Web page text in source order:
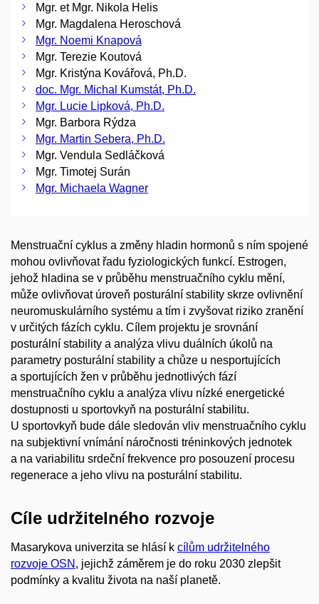
Mgr. et Mgr. Nikola Helis
Mgr. Magdalena Heroschová
Mgr. Noemi Knapová
Mgr. Terezie Koutová
Mgr. Kristýna Kovářová, Ph.D.
doc. Mgr. Michal Kumstát, Ph.D.
Mgr. Lucie Lipková, Ph.D.
Mgr. Barbora Rýdza
Mgr. Martin Sebera, Ph.D.
Mgr. Vendula Sedláčková
Mgr. Timotej Surán
Mgr. Michaela Wagner
Menstruační cyklus a změny hladin hormonů s ním spojené
mohou ovlivňovat řadu fyziologických funkcí. Estrogen,
jehož hladina se v průběhu menstruačního cyklu mění,
může ovlivňovat úroveň posturální stability skrze ovlivnění
neuromuskulárního systému a tím i zvyšovat riziko zranění
v určitých fázích cyklu. Cílem projektu je srovnání
posturální stability a analýza vlivu duálních úkolů na
parametry posturální stability a chůze u nesportujících
a sportujících žen v průběhu jednotlivých fází
menstruačního cyklu a analýza vlivu nízké energetické
dostupnosti u sportovkyň na posturální stabilitu.
U sportovkyň bude dále sledován vliv menstruačního cyklu
na subjektivní vnímání náročnosti tréninkových jednotek
a na variabilitu srdeční frekvence pro posouzení procesu
regenerace a jeho vlivu na posturální stabilitu.
Cíle udržitelného rozvoje
Masarykova univerzita se hlásí k cílům udržitelného
rozvoje OSN , jejichž záměrem je do roku 2030 zlepšit
podmínky a kvalitu života na naší planetě.